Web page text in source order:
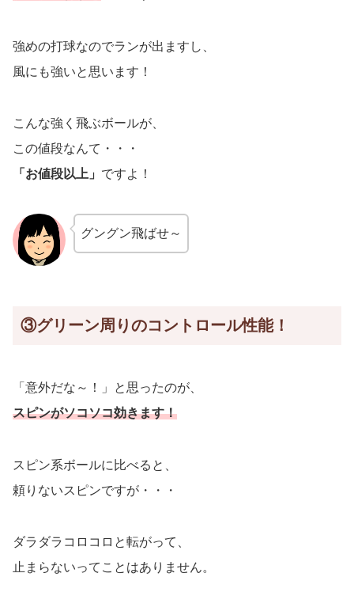
強めの打球なのでランが出ますし、
風にも強いと思います！
こんな強く飛ぶボールが、
この値段なんて・・・
「お値段以上」 ですよ！
グングン飛ばせ～
③グリーン周りのコントロール性能！
「意外だな～！」と思ったのが、
スピンがソコソコ効きます！
スピン系ボールに比べると、
頼りないスピンですが・・・
ダラダラコロコロと転がって、
止まらないってことはありません。